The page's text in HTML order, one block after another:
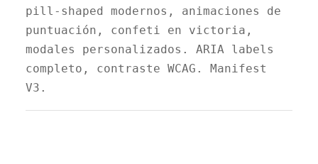
pill-shaped modernos, animaciones de
puntuación, confeti en victoria,
modales personalizados. ARIA labels
completo, contraste WCAG. Manifest
V3.